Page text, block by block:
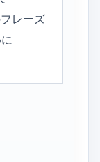
レーズ